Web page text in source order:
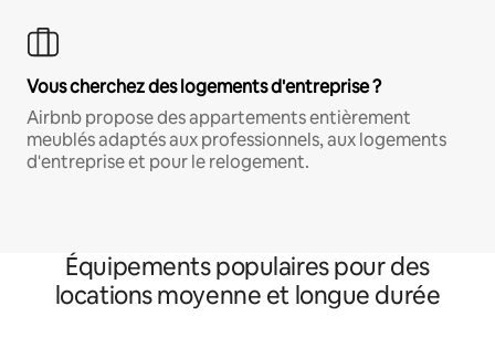
Vous cherchez des logements d'entreprise ?
Airbnb propose des appartements entièrement
meublés adaptés aux professionnels, aux logements
d'entreprise et pour le relogement.
Équipements populaires pour des
locations moyenne et longue durée